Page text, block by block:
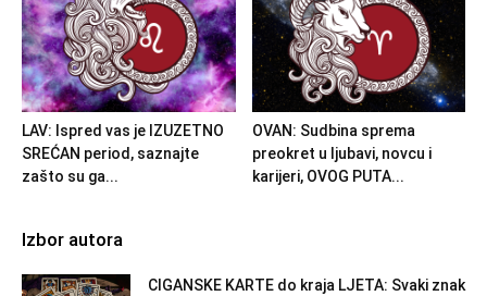
LAV: Ispred vas je IZUZETNO
SREĆAN period, saznajte
zašto su ga...
OVAN: Sudbina sprema
preokret u ljubavi, novcu i
karijeri, OVOG PUTA...
Izbor autora
CIGANSKE KARTE do kraja LJETA: Svaki znak